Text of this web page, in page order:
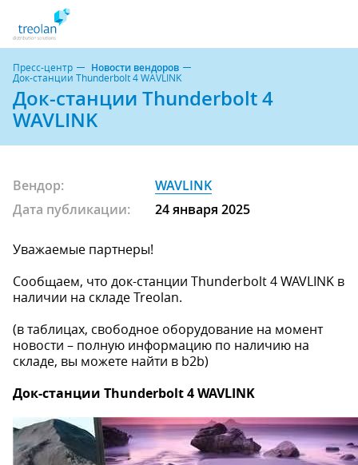
Пресс-центр Новости вендоров
Док-станции Thunderbolt 4 WAVLINK
Док-станции Thunderbolt 4
WAVLINK
Вендор:
WAVLINK
Дата публикации:
24 января 2025
Уважаемые партнеры!
Сообщаем, что док-станции Thunderbolt 4 WAVLINK в
наличии на складе Treolan.
(в таблицах, свободное оборудование на момент
новости – полную информацию по наличию на
складе, вы можете найти в b2b)
Док-станции Thunderbolt 4 WAVLINK